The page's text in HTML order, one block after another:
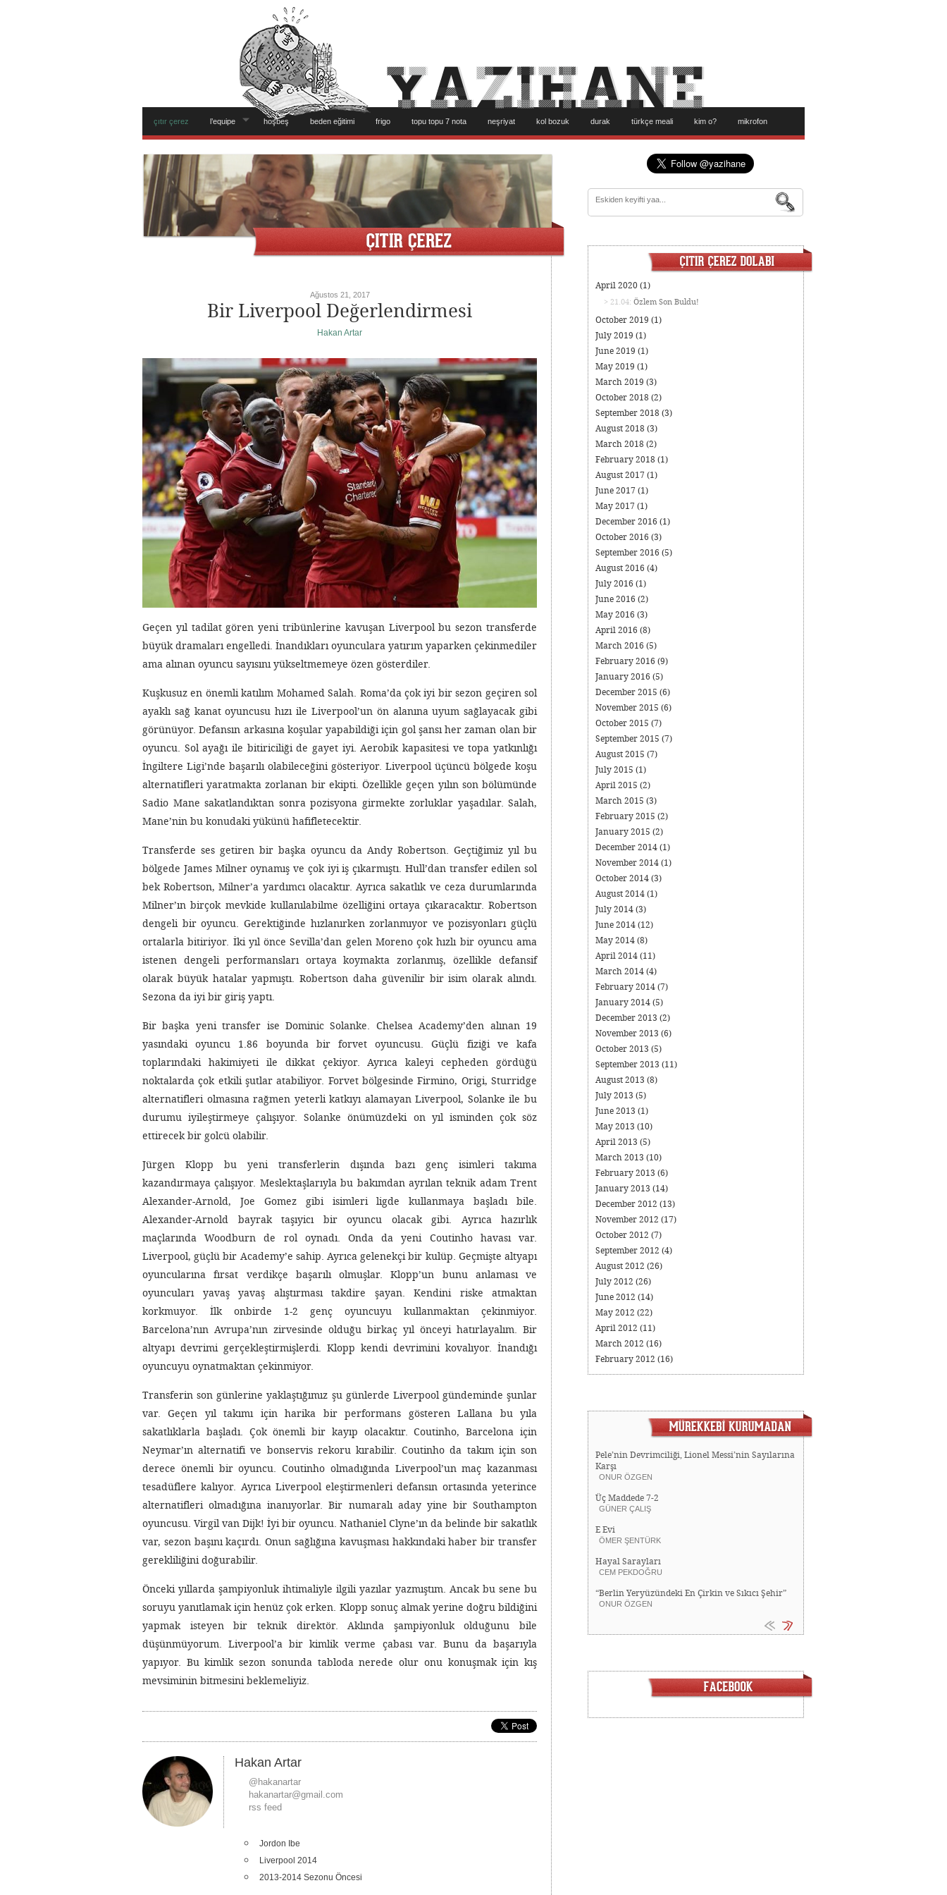
çıtır çerez l’equipe hoşbeş beden eğitimi frigo topu topu 7 nota neşriyat kol bozuk durak türkçe meali kim o? mikrofon
Ağustos 21, 2017
Bir Liverpool Değerlendirmesi
Hakan Artar
Geçen yıl tadilat gören yeni tribünlerine kavuşan Liverpool bu sezon transferde
büyük dramaları engelledi. İnandıkları oyunculara yatırım yaparken çekinmediler
ama alınan oyuncu sayısını yükseltmemeye özen gösterdiler.
Kuşkusuz en önemli katılım Mohamed Salah. Roma’da çok iyi bir sezon geçiren sol
ayaklı sağ kanat oyuncusu hızı ile Liverpool’un ön alanına uyum sağlayacak gibi
görünüyor. Defansın arkasına koşular yapabildiği için gol şansı her zaman olan bir
oyuncu. Sol ayağı ile bitiriciliği de gayet iyi. Aerobik kapasitesi ve topa yatkınlığı
İngiltere Ligi’nde başarılı olabileceğini gösteriyor. Liverpool üçüncü bölgede koşu
alternatifleri yaratmakta zorlanan bir ekipti. Özellikle geçen yılın son bölümünde
Sadio Mane sakatlandıktan sonra pozisyona girmekte zorluklar yaşadılar. Salah,
Mane’nin bu konudaki yükünü hafifletecektir.
Transferde ses getiren bir başka oyuncu da Andy Robertson. Geçtiğimiz yıl bu
bölgede James Milner oynamış ve çok iyi iş çıkarmıştı. Hull’dan transfer edilen sol
bek Robertson, Milner’a yardımcı olacaktır. Ayrıca sakatlık ve ceza durumlarında
Milner’ın birçok mevkide kullanılabilme özelliğini ortaya çıkaracaktır. Robertson
dengeli bir oyuncu. Gerektiğinde hızlanırken zorlanmıyor ve pozisyonları güçlü
ortalarla bitiriyor. İki yıl önce Sevilla’dan gelen Moreno çok hızlı bir oyuncu ama
istenen dengeli performansları ortaya koymakta zorlanmış, özellikle defansif
olarak büyük hatalar yapmıştı. Robertson daha güvenilir bir isim olarak alındı.
Sezona da iyi bir giriş yaptı.
Bir başka yeni transfer ise Dominic Solanke. Chelsea Academy’den alınan 19
yasındaki oyuncu 1.86 boyunda bir forvet oyuncusu. Güçlü fiziği ve kafa
toplarındaki hakimiyeti ile dikkat çekiyor. Ayrıca kaleyi cepheden gördüğü
noktalarda çok etkili şutlar atabiliyor. Forvet bölgesinde Firmino, Origi, Sturridge
alternatifleri olmasına rağmen yeterli katkıyı alamayan Liverpool, Solanke ile bu
durumu iyileştirmeye çalışıyor. Solanke önümüzdeki on yıl isminden çok söz
ettirecek bir golcü olabilir.
Jürgen Klopp bu yeni transferlerin dışında bazı genç isimleri takıma
kazandırmaya çalışıyor. Meslektaşlarıyla bu bakımdan ayrılan teknik adam Trent
Alexander-Arnold, Joe Gomez gibi isimleri ligde kullanmaya başladı bile.
Alexander-Arnold bayrak taşıyicı bir oyuncu olacak gibi. Ayrıca hazırlık
maçlarında Woodburn de rol oynadı. Onda da yeni Coutinho havası var.
Liverpool, güçlü bir Academy’e sahip. Ayrıca gelenekçi bir kulüp. Geçmişte altyapı
oyuncularına fırsat verdikçe başarılı olmuşlar. Klopp’un bunu anlaması ve
oyuncuları yavaş yavaş alıştırması takdire şayan. Kendini riske atmaktan
korkmuyor. İlk onbirde 1-2 genç oyuncuyu kullanmaktan çekinmiyor.
Barcelona’nın Avrupa’nın zirvesinde olduğu birkaç yıl önceyi hatırlayalım. Bir
altyapı devrimi gerçekleştirmişlerdi. Klopp kendi devrimini kovalıyor. İnandığı
oyuncuyu oynatmaktan çekinmiyor.
Transferin son günlerine yaklaştığımız şu günlerde Liverpool gündeminde şunlar
var. Geçen yıl takımı için harika bir performans gösteren Lallana bu yıla
sakatlıklarla başladı. Çok önemli bir kayıp olacaktır. Coutinho, Barcelona için
Neymar’ın alternatifi ve bonservis rekoru kırabilir. Coutinho da takım için son
derece önemli bir oyuncu. Coutinho olmadığında Liverpool’un maç kazanması
tesadüflere kalıyor. Ayrıca Liverpool eleştirmenleri defansın ortasında yeterince
alternatifleri olmadığına inanıyorlar. Bir numaralı aday yine bir Southampton
oyuncusu. Virgil van Dijk! İyi bir oyuncu. Nathaniel Clyne’ın da belinde bir sakatlık
var, sezon başını kaçırdı. Onun sağlığına kavuşması hakkındaki haber bir transfer
gerekliliğini doğurabilir.
Önceki yıllarda şampiyonluk ihtimaliyle ilgili yazılar yazmıştım. Ancak bu sene bu
soruyu yanıtlamak için henüz çok erken. Klopp sonuç almak yerine doğru bildiğini
yapmak isteyen bir teknik direktör. Aklında şampiyonluk olduğunu bile
düşünmüyorum. Liverpool’a bir kimlik verme çabası var. Bunu da başarıyla
yapıyor. Bu kimlik sezon sonunda tabloda nerede olur onu konuşmak için kış
mevsiminin bitmesini beklemeliyiz.
Hakan Artar
@hakanartar
hakanartar@gmail.com
rss feed
Jordon Ibe
Liverpool 2014
2013-2014 Sezonu Öncesi
April 2020(1)
> 21.04: Özlem Son Buldu!
October 2019 (1)
July 2019 (1)
June 2019 (1)
May 2019 (1)
March 2019 (3)
October 2018 (2)
September 2018 (3)
August 2018 (3)
March 2018 (2)
February 2018 (1)
August 2017 (1)
June 2017 (1)
May 2017 (1)
December 2016 (1)
October 2016 (3)
September 2016 (5)
August 2016 (4)
July 2016 (1)
June 2016 (2)
May 2016 (3)
April 2016 (8)
March 2016 (5)
February 2016 (9)
January 2016 (5)
December 2015 (6)
November 2015 (6)
October 2015 (7)
September 2015 (7)
August 2015 (7)
July 2015 (1)
April 2015 (2)
March 2015 (3)
February 2015 (2)
January 2015 (2)
December 2014(1)
November 2014(1)
October 2014(3)
August 2014(1)
July 2014(3)
June 2014(12)
May 2014(8)
April 2014(11)
March 2014(4)
February 2014(7)
January 2014(5)
December 2013 (2)
November 2013 (6)
October 2013 (5)
September 2013 (11)
August 2013 (8)
July 2013 (5)
June 2013 (1)
May 2013 (10)
April 2013 (5)
March 2013 (10)
February 2013 (6)
January 2013 (14)
December 2012 (13)
November 2012 (17)
October 2012 (7)
September 2012 (4)
August 2012 (26)
July 2012 (26)
June 2012 (14)
May 2012 (22)
April 2012 (11)
March 2012 (16)
February 2012 (16)
Pele’nin Devrimciliği, Lionel Messi’nin Sayılarına
Karşı
ONUR ÖZGEN
Üç Maddede 7-2
GÜNER ÇALIŞ
E Evi
ÖMER ŞENTÜRK
Hayal Sarayları
CEM PEKDOĞRU
“Berlin Yeryüzündeki En Çirkin ve Sıkıcı Şehir”
ONUR ÖZGEN